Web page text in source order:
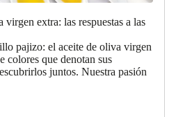
extra: las respuestas a las
pajizo: el aceite de oliva virgen
colores que denotan sus
juntos. Nuestra pasión